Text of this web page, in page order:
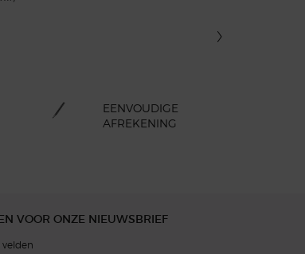
EENVOUDIGE
AFREKENING
VOOR ONZE NIEUWSBRIEF